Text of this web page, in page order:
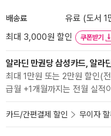
배송료
유료 (도서 1
최대 3,000원 할인
쿠폰받기
알라딘 만권당 삼성카드, 알라
최대 1만원 또는 2만원 할인(
급월 +1개월까지는 전월 실적
카드/간편결제 할인 무이자